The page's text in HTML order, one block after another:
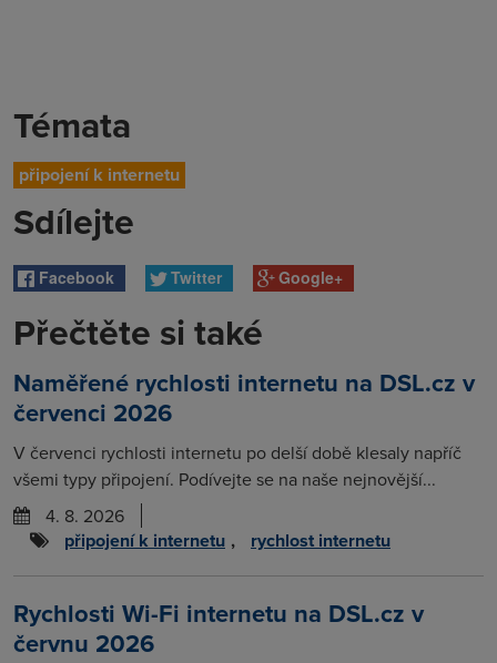
Témata
připojení k internetu
Sdílejte
Facebook Twitter Google+
Přečtěte si také
Naměřené rychlosti internetu na DSL.cz v
červenci 2026
V červenci rychlosti internetu po delší době klesaly napříč
všemi typy připojení. Podívejte se na naše nejnovější...
4. 8. 2026
připojení k internetu , rychlost internetu
Rychlosti Wi-Fi internetu na DSL.cz v
červnu 2026